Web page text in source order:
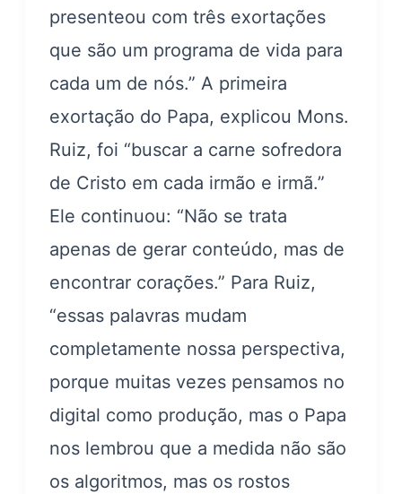
presenteou com três exortações
que são um programa de vida para
cada um de nós.” A primeira
exortação do Papa, explicou Mons.
Ruiz, foi “buscar a carne sofredora
de Cristo em cada irmão e irmã.”
Ele continuou: “Não se trata
apenas de gerar conteúdo, mas de
encontrar corações.” Para Ruiz,
“essas palavras mudam
completamente nossa perspectiva,
porque muitas vezes pensamos no
digital como produção, mas o Papa
nos lembrou que a medida não são
os algoritmos, mas os rostos